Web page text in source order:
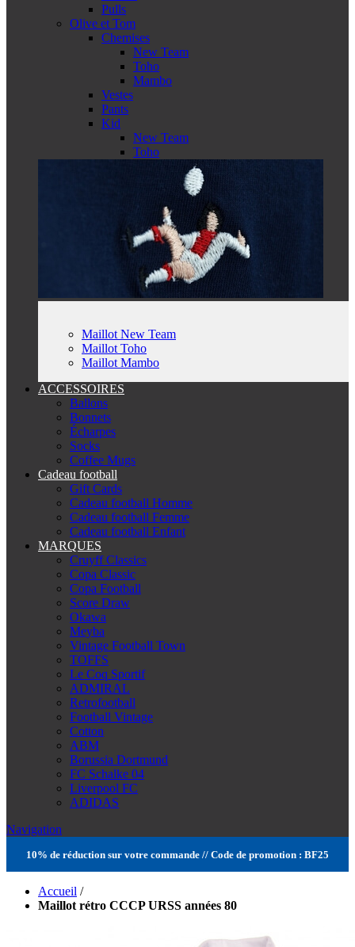
Pulls
Olive et Tom
Chemises
New Team
Toho
Mambo
Vestes
Pants
Kid
New Team
Toho
Maillot New Team
Maillot Toho
Maillot Mambo
ACCESSOIRES
Ballons
Bonnets
Écharpes
Socks
Coffee Mugs
Cadeau football
Gift Cards
Cadeau football Homme
Cadeau football Femme
Cadeau football Enfant
MARQUES
Cruyff Classics
Copa Classic
Copa Football
Score Draw
Okawa
Meyba
Vintage Football Town
TOFFS
Le Coq Sportif
ADMIRAL
Retrofootball
Football Vintage
Cotton
ABM
Borussia Dortmund
FC Schalke 04
Liverpool FC
ADIDAS
Navigation
10% de réduction sur votre commande // Code de promotion : BF25
Accueil /
Maillot rétro CCCP URSS années 80